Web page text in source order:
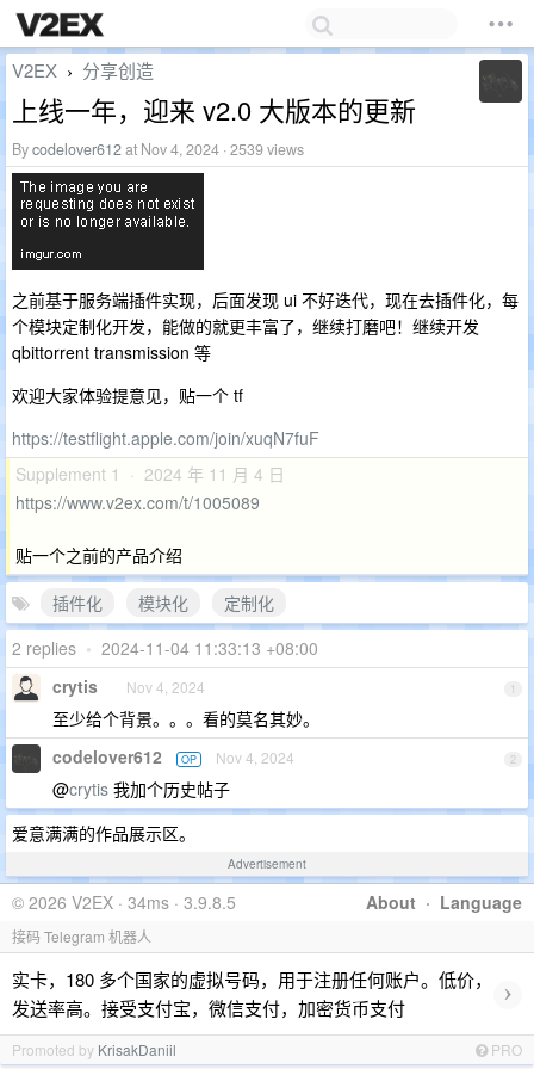
V2EX › 分享创造
上线一年，迎来 v2.0 大版本的更新
Bycodelover612at Nov 4, 2024 · 2539 views
之前基于服务端插件实现，后面发现 ui 不好迭代，现在去插件化，每
个模块定制化开发，能做的就更丰富了，继续打磨吧！继续开发
qbittorrent transmission 等
欢迎大家体验提意见，贴一个 tf
https://testflight.apple.com/join/xuqN7fuF
Supplement 1 · 2024 年 11 月 4 日
https://www.v2ex.com/t/1005089
贴一个之前的产品介绍
插件化
模块化
定制化
2 replies • 2024-11-04 11:33:13 +08:00
1
crytis Nov 4, 2024
至少给个背景。。。看的莫名其妙。
2
codelover612 OP Nov 4, 2024
@crytis 我加个历史帖子
爱意满满的作品展示区。
Advertisement
About · Language
© 2026 V2EX · 34ms · 3.9.8.5
接码 Telegram 机器人
实卡，180 多个国家的虚拟号码，用于注册任何账户。低价，
发送率高。接受支付宝，微信支付，加密货币支付
›
Promoted by KrisakDaniil PRO